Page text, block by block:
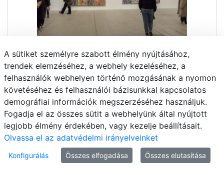
A sütiket személyre szabott élmény nyújtásához,
trendek elemzéséhez, a webhely kezeléséhez, a
felhasználók webhelyen történő mozgásának a nyomon
követéséhez és felhasználói bázisunkkal kapcsolatos
demográfiai információk megszerzéséhez használjuk.
Fogadja el az összes sütit a webhelyünk által nyújtott
legjobb élmény érdekében, vagy kezelje beállításait.
Olvassa el az adatvédelmi irányelveinket
Konfigurálás Összes elfogadása Összes elutasítása